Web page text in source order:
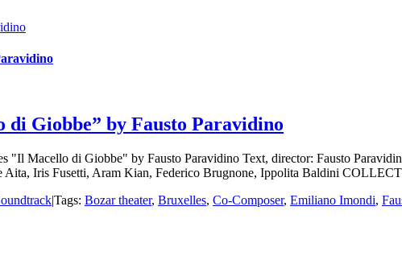
di Giobbe” by Fausto Paravidino
Macello di Giobbe" by Fausto Paravidino Text, director: Fausto
Aita, Iris Fusetti, Aram Kian, Federico Brugnone, Ippolita Baldini
|Tags: Bozar theater, Bruxelles, Co-Composer, Emiliano Imondi,